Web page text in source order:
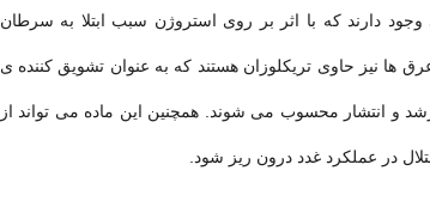
دارند که با اثر بر روی استروژن سبب ابتلا به سرطان
نیز حاوی تریکلوزان هستند که به عنوان تشویق کننده ی
و انتشار محسوب می شوند. همچنین این ماده می تواند از
در عملکرد غدد درون ریز شود.